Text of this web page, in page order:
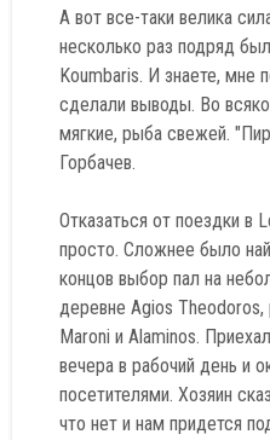
А вот все-таки велика
несколько раз подряд
Koumbaris. И знаете, мне
сделали выводы. Во
мягкие, рыба свежей.
Горбачев.
Отказаться от поездки
просто. Сложнее было
концов выбор пал на
деревне Agios
Maroni и Alaminos.
вечера в рабочий день и
посетителями. Хозяин
что нет и нам придется